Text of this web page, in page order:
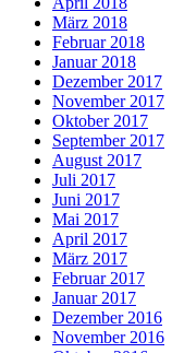
März 2018
Februar 2018
Januar 2018
Dezember 2017
November 2017
Oktober 2017
September 2017
August 2017
Juli 2017
Juni 2017
Mai 2017
April 2017
März 2017
Februar 2017
Januar 2017
Dezember 2016
November 2016